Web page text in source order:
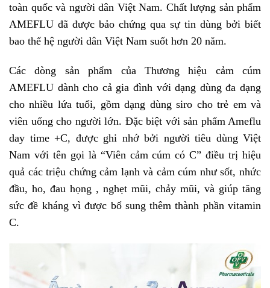
toàn quốc và người dân Việt Nam. Chất lượng sản phẩm
AMEFLU đã được bảo chứng qua sự tin dùng bởi biết
bao thế hệ người dân Việt Nam suốt hơn 20 năm.
Các dòng sản phẩm của Thương hiệu cảm cúm
AMEFLU dành cho cả gia đình với dạng dùng đa dạng
cho nhiều lứa tuổi, gồm dạng dùng siro cho trẻ em và
viên uống cho người lớn. Đặc biệt với sản phẩm Ameflu
day time +C, được ghi nhớ bởi người tiêu dùng Việt
Nam với tên gọi là “Viên cảm cúm có C” điều trị hiệu
quả các triệu chứng cảm lạnh và cảm cúm như sốt, nhức
đầu, ho, đau họng , nghẹt mũi, chảy mũi, và giúp tăng
sức đề kháng vì được bổ sung thêm thành phần vitamin
C.